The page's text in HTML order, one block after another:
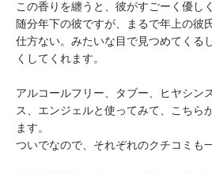
この香りを纏うと、彼がすごーく優し
随分年下の彼ですが、まるで年上の彼
仕方ない。みたいな目で見つめてくる
くしてくれます。
アルコールフリー、タブー、ヒヤシン
ス、エンジェルと使ってみて、こちら
ます。
ついでなので、それぞれのクチコミも